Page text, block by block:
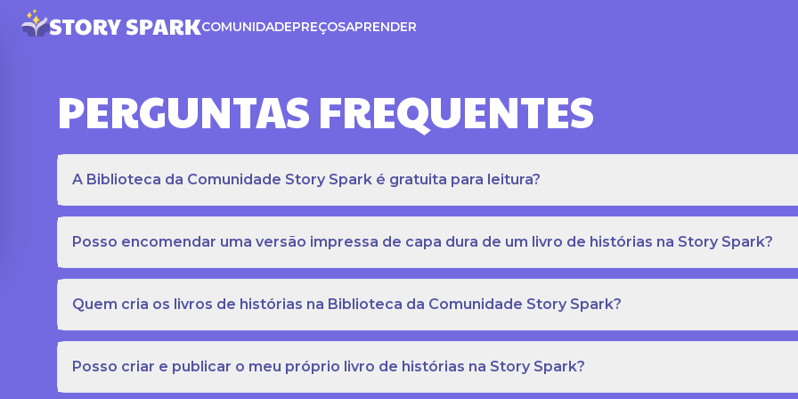
COMUNIDADEPREÇOSAPRENDER
PERGUNTAS FREQUENTES
A Biblioteca da Comunidade Story Spark é gratuita para leitura?
Posso encomendar uma versão impressa de capa dura de um livro de histórias na Story Spark?
Quem cria os livros de histórias na Biblioteca da Comunidade Story Spark?
Posso criar e publicar o meu próprio livro de histórias na Story Spark?